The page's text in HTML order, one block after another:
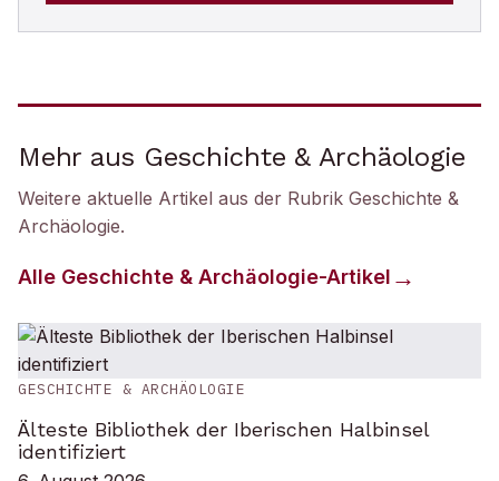
Mehr aus Geschichte & Archäologie
Weitere aktuelle Artikel aus der Rubrik Geschichte &
Archäologie.
Alle Geschichte & Archäologie-Artikel
GESCHICHTE & ARCHÄOLOGIE
Älteste Bibliothek der Iberischen Halbinsel
identifiziert